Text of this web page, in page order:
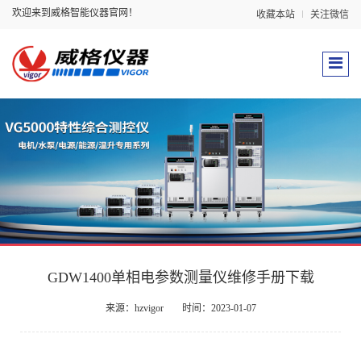
欢迎来到威格智能仪器官网！ 收藏本站 关注微信
GDW1400单相电参数测量仪维修手册下载
来源：hzvigor 时间：2023-01-07